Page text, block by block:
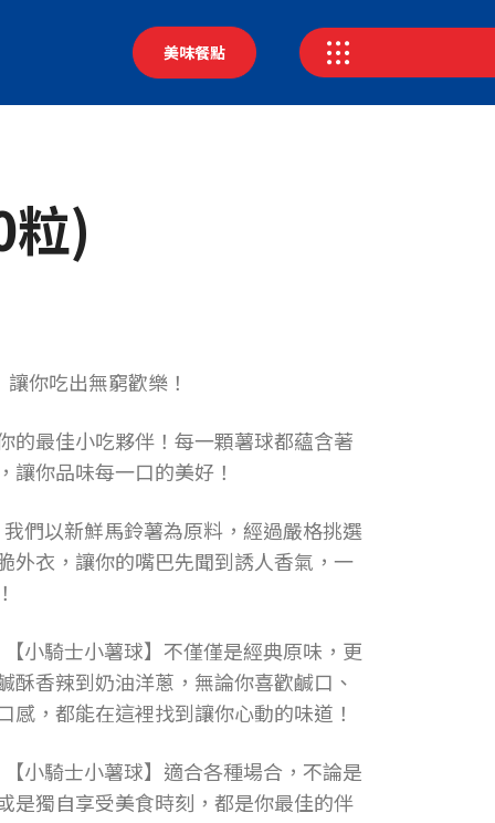
美味餐點
)
你吃出無窮歡樂！
的最佳小吃夥伴！每一顆薯球都蘊含著
讓你品味每一口的美好！
們以新鮮馬鈴薯為原料，經過嚴格挑選
外衣，讓你的嘴巴先聞到誘人香氣，一
小騎士小薯球】不僅僅是經典原味，更
酥香辣到奶油洋蔥，無論你喜歡鹹口、
感，都能在這裡找到讓你心動的味道！
小騎士小薯球】適合各種場合，不論是
是獨自享受美食時刻，都是你最佳的伴